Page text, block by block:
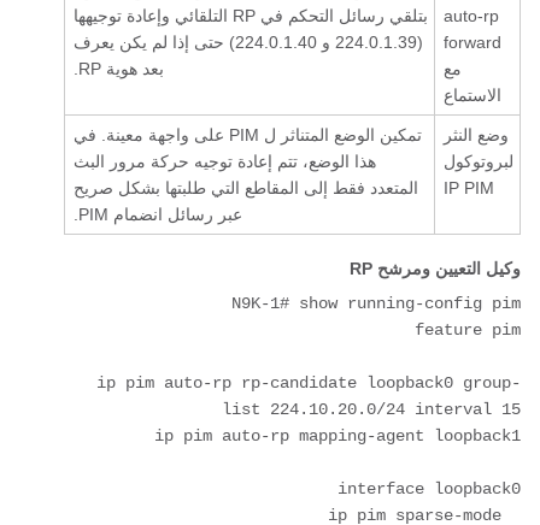
auto-rp
forward
مع
الاستماع
بتلقي رسائل التحكم في RP التلقائي وإعادة توجيهها
(224.0.1.39 و 224.0.1.40) حتى إذا لم يكن يعرف
بعد هوية RP.
وضع النثر
لبروتوكول
IP PIM
تمكين الوضع المتناثر ل PIM على واجهة معينة. في
هذا الوضع، تتم إعادة توجيه حركة مرور البث
المتعدد فقط إلى المقاطع التي طلبتها بشكل صريح
عبر رسائل انضمام PIM.
وكيل التعيين ومرشح RP
ip pim auto-rp rp-candidate loopback0 group-